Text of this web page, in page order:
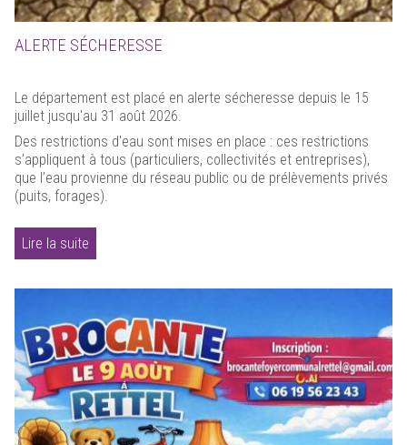
ALERTE SÉCHERESSE
Le département est placé en alerte sécheresse depuis le 15
juillet jusqu'au 31 août 2026.
Des restrictions d'eau sont mises en place : ces restrictions
s’appliquent à tous (particuliers, collectivités et entreprises),
que l’eau provienne du réseau public ou de prélèvements privés
(puits, forages).
Lire la suite